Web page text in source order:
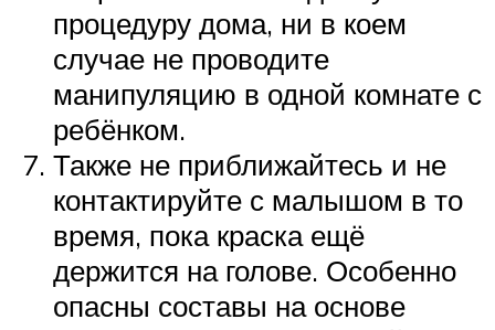
процедуру дома, ни в коем
случае не проводите
манипуляцию в одной комнате с
ребёнком.
Также не приближайтесь и не
контактируйте с малышом в то
время, пока краска ещё
держится на голове. Особенно
опасны составы на основе